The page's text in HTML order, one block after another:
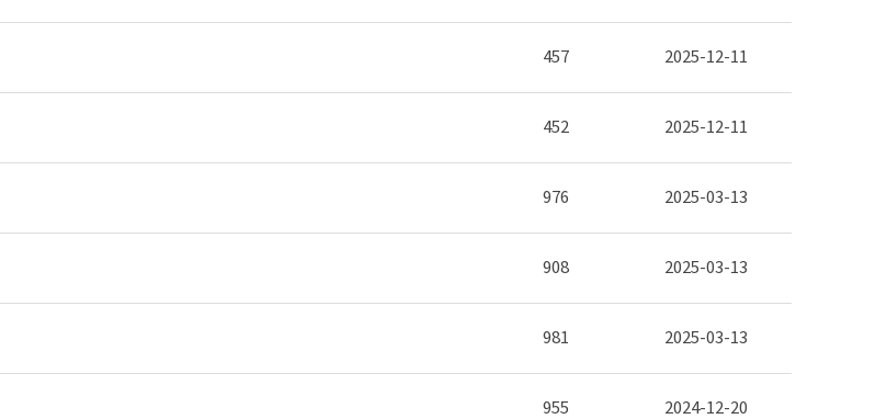
457 2025-12-11
452 2025-12-11
976 2025-03-13
908 2025-03-13
981 2025-03-13
955 2024-12-20